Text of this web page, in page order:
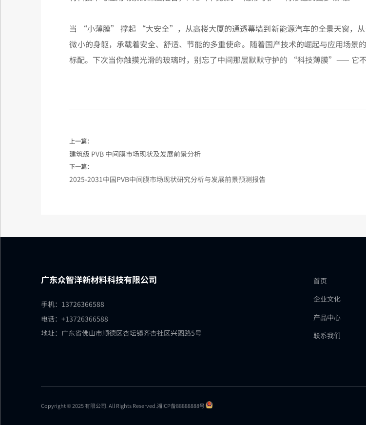
当 “小薄膜” 撑起 “大安全”，从高楼大厦的通透幕墙到新能源汽车的全景天窗，
微小的身躯，承载着安全、舒适、节能的多重使命。随着国产技术的崛起与应用场
标配。下次当你触摸光滑的玻璃时，别忘了中间那层默默守护的 “科技薄膜”—— 它不
上一篇：
建筑级 PVB 中间膜市场现状及发展前景分析
下一篇：
2025-2031中国PVB中间膜市场现状研究分析与发展前景预测报告
广东众智洋新材料科技有限公司
手机：13726366588
电话：+13726366588
地址：广东省佛山市顺德区杏坛镇齐杏社区兴图路5号
首页
企业文化
产品中心
联系我们
Copyright © 2025 有限公司. All Rights Reserved.湘ICP备88888888号